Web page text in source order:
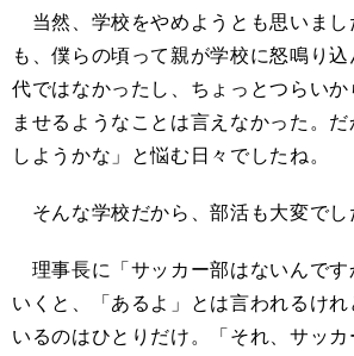
当然、学校をやめようとも思いまし
も、僕らの頃って親が学校に怒鳴り
代ではなかったし、ちょっとつらい
ませるようなことは言えなかった。だ
しようかな」と悩む日々でしたね。
そんな学校だから、部活も大変でし
理事長に「サッカー部はないんです
いくと、「あるよ」とは言われるけ
いるのはひとりだけ。「それ、サッ